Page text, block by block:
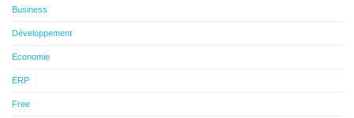
Business
Développement
Economie
ERP
Free